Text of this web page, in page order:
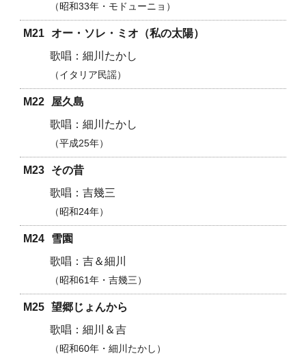
昭和33年・モドューニョ
M21
オー・ソレ・ミオ（私の太陽）
細川たかし
イタリア民謡
M22
屋久島
細川たかし
平成25年
M23
その昔
吉幾三
昭和24年
M24
雪園
吉＆細川
昭和61年・吉幾三
M25 望郷じょんから
細川＆吉
昭和60年・細川たかし